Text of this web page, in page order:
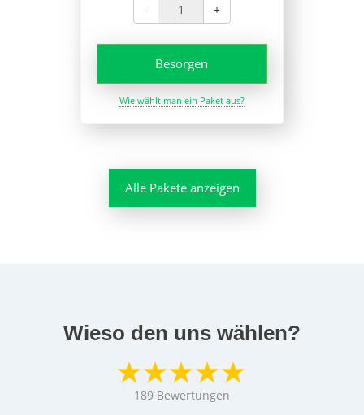
- +
Besorgen
Wie wählt man ein Paket aus?
Alle Pakete anzeigen
Wieso den uns wählen?
189 Bewertungen